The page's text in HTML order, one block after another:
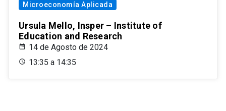
Microeconomía Aplicada
Ursula Mello, Insper – Institute of
Education and Research
14 de Agosto de 2024
13:35 a 14:35